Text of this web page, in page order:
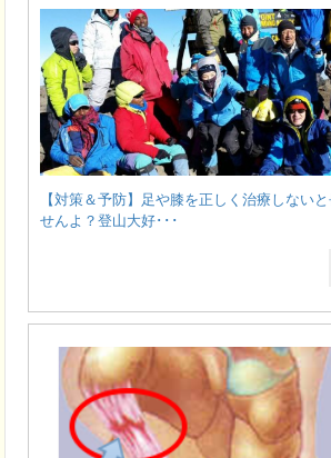
【対策＆予防】足や膝を正しく治療しない
せんよ？登山大好･･･